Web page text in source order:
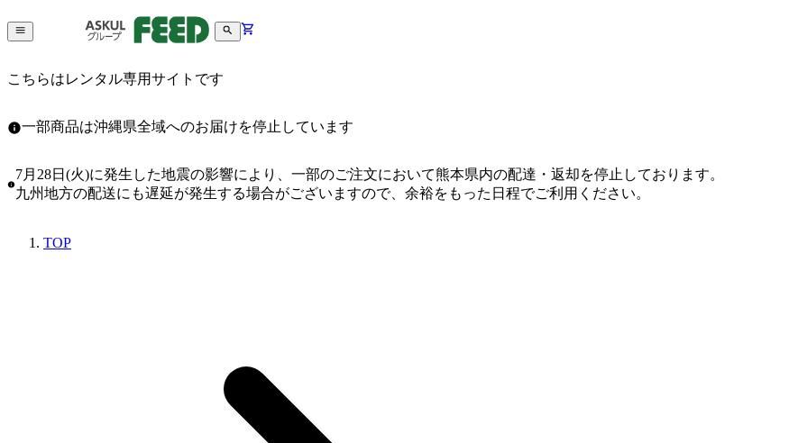
こちらはレンタル専用サイトです
一部商品は沖縄県全域へのお届けを停止しています
7月28日(火)に発生した地震の影響により、一部のご注文において熊本県内の配達・返却を停止しております。
九州地方の配送にも遅延が発生する場合がございますので、余裕をもった日程でご利用ください。
TOP